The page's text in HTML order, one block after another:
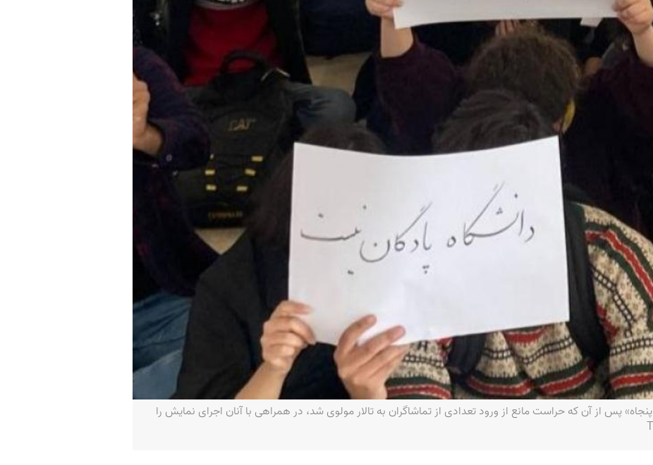
پس از آن که حراست مانع از ورود تعدادی از تماشاگران به تالار مولوی شد، در همراهی با آنان اجرای نمایش را